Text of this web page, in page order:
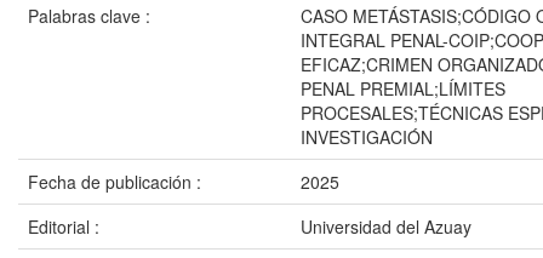
Palabras clave :
CASO METÁSTASIS;CÓDIGO
INTEGRAL PENAL-
EFICAZ;CRIMEN
PENAL PREMIAL;LÍMITES
PROCESALES;TÉCNICAS
INVESTIGACIÓN
Fecha de publicación :
2025
Editorial :
Universidad del Azuay